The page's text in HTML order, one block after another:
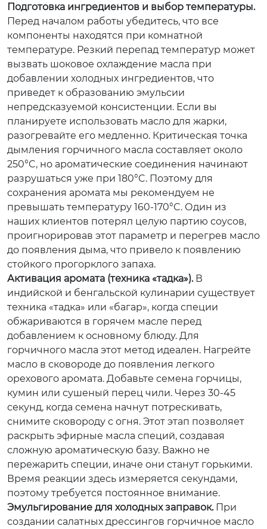
Подготовка ингредиентов и выбор температуры.
Перед началом работы убедитесь, что все
компоненты находятся при комнатной
температуре. Резкий перепад температур может
вызвать шоковое охлаждение масла при
добавлении холодных ингредиентов, что
приведет к образованию эмульсии
непредсказуемой консистенции. Если вы
планируете использовать масло для жарки,
разогревайте его медленно. Критическая точка
дымления горчичного масла составляет около
250°C, но ароматические соединения начинают
разрушаться уже при 180°C. Поэтому для
сохранения аромата мы рекомендуем не
превышать температуру 160-170°C. Один из
наших клиентов потерял целую партию соусов,
проигнорировав этот параметр и перегрев масло
до появления дыма, что привело к появлению
стойкого прогорклого запаха.
Активация аромата (техника «тадка»).В
индийской и бенгальской кулинарии существует
техника «тадка» или «багар», когда специи
обжариваются в горячем масле перед
добавлением к основному блюду. Для
горчичного масла этот метод идеален. Нагрейте
масло в сковороде до появления легкого
орехового аромата. Добавьте семена горчицы,
кумин или сушеный перец чили. Через 30-45
секунд, когда семена начнут потрескивать,
снимите сковороду с огня. Этот этап позволяет
раскрыть эфирные масла специй, создавая
сложную ароматическую базу. Важно не
пережарить специи, иначе они станут горькими.
Время реакции здесь измеряется секундами,
поэтому требуется постоянное внимание.
Эмульгирование для холодных заправок.При
создании салатных дрессингов горчичное масло